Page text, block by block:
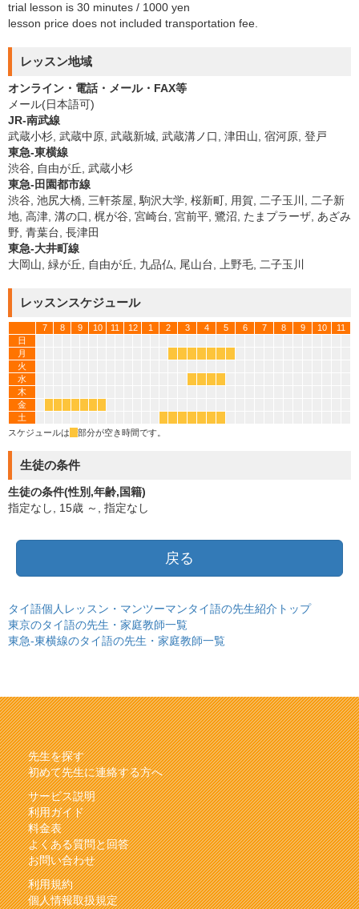
trial lesson is 30 minutes / 1000 yen
lesson price does not included transportation fee.
レッスン地域
オンライン・電話・メール・FAX等
メール(日本語可)
JR-南武線
武蔵小杉, 武蔵中原, 武蔵新城, 武蔵溝ノ口, 津田山, 宿河原, 登戸
東急-東横線
渋谷, 自由が丘, 武蔵小杉
東急-田園都市線
渋谷, 池尻大橋, 三軒茶屋, 駒沢大学, 桜新町, 用賀, 二子玉川, 二子新
地, 高津, 溝の口, 梶が谷, 宮崎台, 宮前平, 鷺沼, たまプラーザ, あざみ
野, 青葉台, 長津田
東急-大井町線
大岡山, 緑が丘, 自由が丘, 九品仏, 尾山台, 上野毛, 二子玉川
レッスンスケジュール
7 8 9 10 11 12 1 2 3 4 5 6 7 8 9 10
11
日
月
火
水
木
金
土
スケジュールは
部分が空き時間です。
生徒の条件
生徒の条件(性別,年齢,国籍)
指定なし, 15歳 ～, 指定なし
戻る
タイ語個人レッスン・マンツーマンタイ語の先生紹介トップ
東京のタイ語の先生・家庭教師一覧
東急-東横線のタイ語の先生・家庭教師一覧
先生を探す
初めて先生に連絡する方へ
サービス説明
利用ガイド
料金表
よくある質問と回答
お問い合わせ
利用規約
個人情報取扱規定